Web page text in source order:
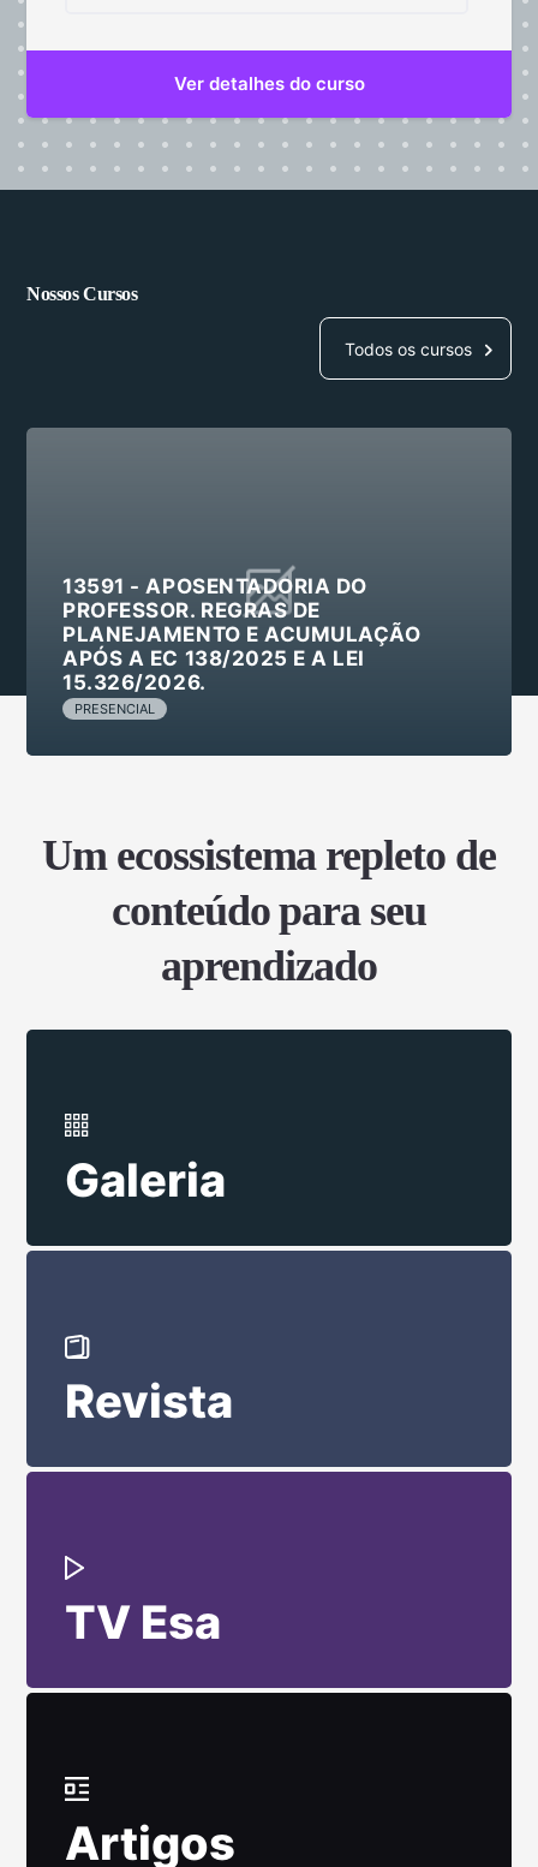
Nossos Cursos
Todos os cursos
13591 - APOSENTADORIA DO
PROFESSOR. REGRAS DE
PLANEJAMENTO E ACUMULAÇÃO
APÓS A EC 138/2025 E A LEI
15.326/2026.
PRESENCIAL
Um ecossistema repleto de
conteúdo para seu
aprendizado
Galeria
Revista
TV Esa
Artigos